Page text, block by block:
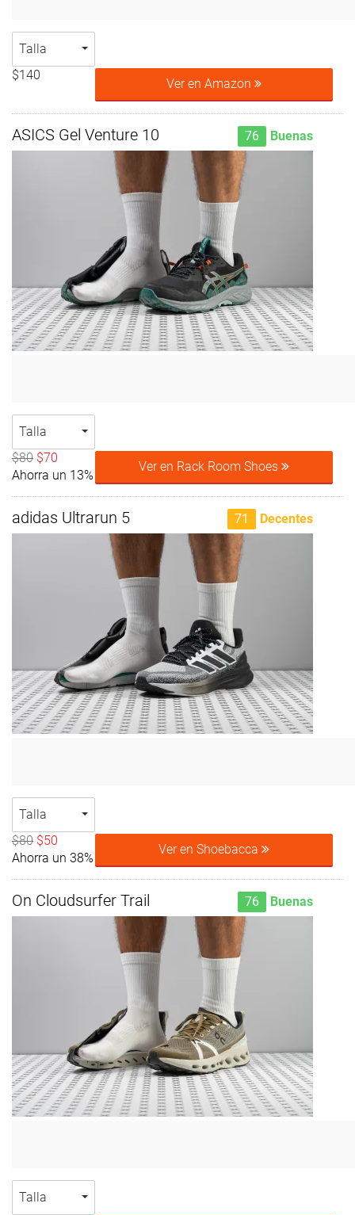
Talla
$140
Ver en Amazon
ASICS Gel Venture 10 76 Buenas
Talla
$80 $70
Ahorra un 13%
Ver en Rack Room Shoes
adidas Ultrarun 5 71 Decentes
Talla
$80 $50
Ahorra un 38%
Ver en Shoebacca
On Cloudsurfer Trail 76 Buenas
Talla